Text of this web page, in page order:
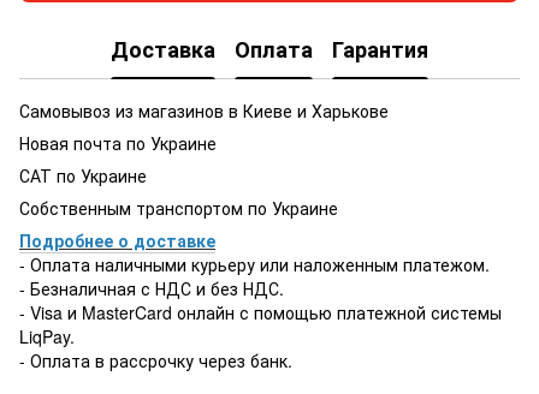
Доставка Оплата Гарантия
Самовывоз из магазинов в Киеве и Харькове
Новая почта по Украине
САТ по Украине
Собственным транспортом по Украине
Подробнее о доставке
- Оплата наличными курьеру или наложенным платежом.
- Безналичная с НДС и без НДС.
- Visa и MasterCard онлайн с помощью платежной системы
LiqPay.
- Оплата в рассрочку через банк.